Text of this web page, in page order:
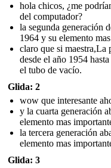
hola chicos, ¿me
del computador?
la segunda generación
1964 y su elemento
claro que si maestra,La
desde el año 1954
el tubo de vacío.
Glida: 2
wow que interesante
y la cuarta generación
elemento mas
la tercera generación
elemento mas
Glida: 3